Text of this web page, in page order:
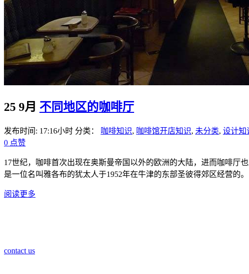
25 9月 不同地区的咖啡厅
发布时间: 17:16小时 分类： 咖啡知识, 咖啡馆开店知识, 未分类, 设计知
0 点赞
17世纪，咖啡首次出现在奥斯曼帝国以外的欧洲的大陆，进而咖啡厅
是一位名叫雅各布的犹太人于1952年在牛津的东部圣彼得郊区经营的
阅读更多
contact us